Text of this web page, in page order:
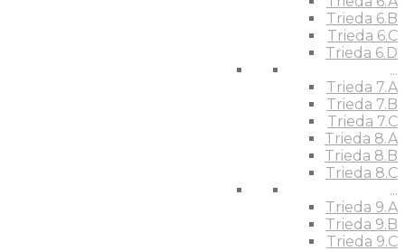
Trieda 6.B
Trieda 6.C
Trieda 6.D
...
Trieda 7.A
Trieda 7.B
Trieda 7.C
Trieda 8.A
Trieda 8.B
Trieda 8.C
...
Trieda 9.A
Trieda 9.B
Trieda 9.C